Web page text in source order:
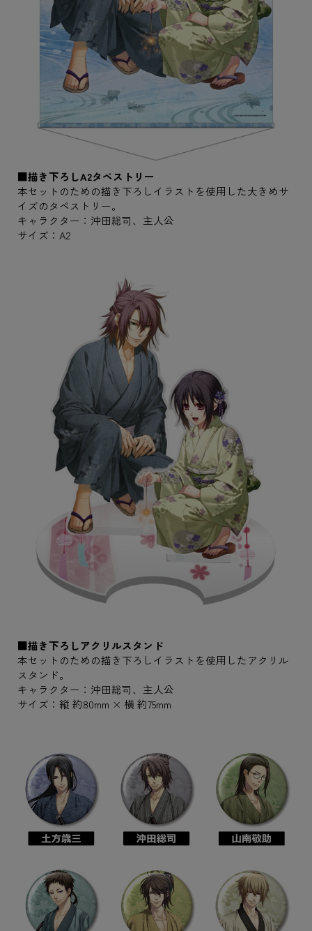
■描き下ろしA2タペストリー
本セットのための描き下ろしイラストを使用した大きめサ
イズのタペストリー。
キャラクター：沖田総司、主人公
サイズ：A2
■描き下ろしアクリルスタンド
本セットのための描き下ろしイラストを使用したアクリル
スタンド。
キャラクター：沖田総司、主人公
サイズ：縦 約80mm × 横 約75mm